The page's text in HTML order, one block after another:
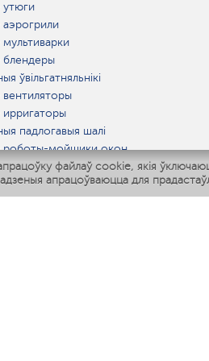
файлаў cookie, якія
апрацоўваюцца для
ўвільгатняльнікі
падлогавыя шалі
роботы-мойщики окон
мультиварки
IQ Home